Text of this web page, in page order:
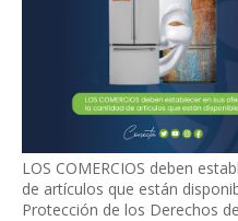
LOS COMERCIOS deben
de artículos que están
Protección de los Derechos